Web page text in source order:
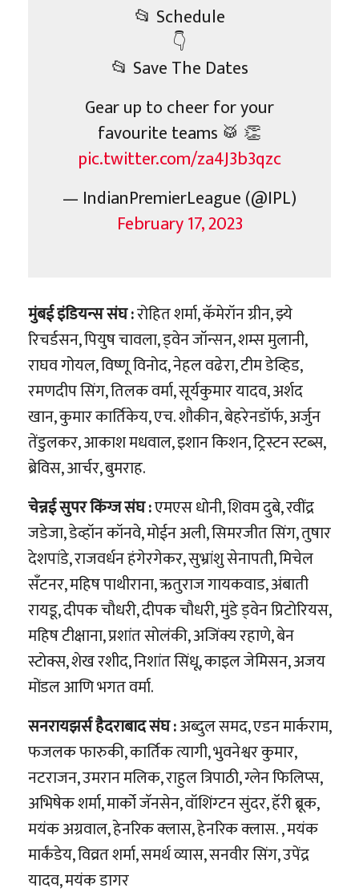
📂 Schedule
👇
📂 Save The Dates
Gear up to cheer for your
favourite teams 🥁 👏
pic.twitter.com/za4J3b3qzc
— IndianPremierLeague (@IPL)
February 17, 2023
मुंबई इंडियन्स संघ :रोहित शर्मा, कॅमेरॉन ग्रीन, झ्ये
रिचर्डसन, पियुष चावला, ड्वेन जॉन्सन, शम्स मुलानी,
राघव गोयल, विष्णू विनोद, नेहल वढेरा, टीम डेव्हिड,
रमणदीप सिंग, तिलक वर्मा, सूर्यकुमार यादव, अर्शद
खान, कुमार कार्तिकेय, एच. शौकीन, बेहरेनडॉर्फ, अर्जुन
तेंडुलकर, आकाश मधवाल, इशान किशन, ट्रिस्टन स्टब्स,
ब्रेविस, आर्चर, बुमराह.
चेन्नई सुपर किंग्ज संघ :एमएस धोनी, शिवम दुबे, रवींद्र
जडेजा, डेव्हॉन कॉनवे, मोईन अली, सिमरजीत सिंग, तुषार
देशपांडे, राजवर्धन हंगेरगेकर, सुभ्रांशु सेनापती, मिचेल
सँटनर, महिष पाथीराना, ऋतुराज गायकवाड, अंबाती
रायडू, दीपक चौधरी, दीपक चौधरी, मुंडे ड्वेन प्रिटोरियस,
महिष टीक्षाना, प्रशांत सोलंकी, अजिंक्य रहाणे, बेन
स्टोक्स, शेख रशीद, निशांत सिंधू, काइल जेमिसन, अजय
मोंडल आणि भगत वर्मा.
सनरायझर्स हैदराबाद संघ :अब्दुल समद, एडन मार्कराम,
फजलक फारुकी, कार्तिक त्यागी, भुवनेश्वर कुमार,
नटराजन, उमरान मलिक, राहुल त्रिपाठी, ग्लेन फिलिप्स,
अभिषेक शर्मा, मार्को जॅनसेन, वॉशिंग्टन सुंदर, हॅरी ब्रूक,
मयंक अग्रवाल, हेनरिक क्‍लास, हेनरिक क्‍लास. , मयंक
मार्कंडेय, विव्रत शर्मा, समर्थ व्यास, सनवीर सिंग, उपेंद्र
यादव, मयंक डागर